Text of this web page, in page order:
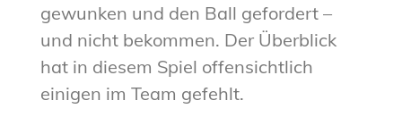
gewunken und den Ball gefordert –
und nicht bekommen. Der Überblick
hat in diesem Spiel offensichtlich
einigen im Team gefehlt.